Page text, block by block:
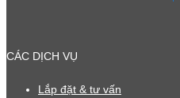
CÁC DỊCH VỤ
Lắp đặt & tư vấn